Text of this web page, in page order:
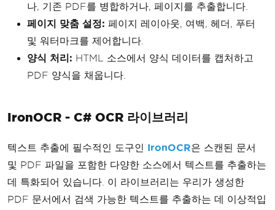
나, 기존 PDF를 병합하거나, 페이지를 추출합니다.
페이지 맞춤 설정: 페이지 레이아웃, 여백, 헤더, 푸터
및 워터마크를 제어합니다.
양식 처리: HTML 소스에서 양식 데이터를 캡처하고
PDF 양식을 채웁니다.
IronOCR - C# OCR 라이브러리
텍스트 추출에 필수적인 도구인 IronOCR은 스캔된 문서
및 PDF 파일을 포함한 다양한 소스에서 텍스트를 추출하는
데 특화되어 있습니다. 이 라이브러리는 우리가 생성한
PDF 문서에서 검색 가능한 텍스트를 추출하는 데 이상적입